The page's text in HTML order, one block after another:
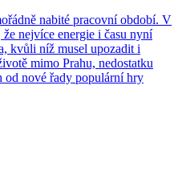
nabité pracovní období. V
nejvíce energie i času nyní
kvůli níž musel upozadit i
mimo Prahu, nedostatku
od nové řady populární hry